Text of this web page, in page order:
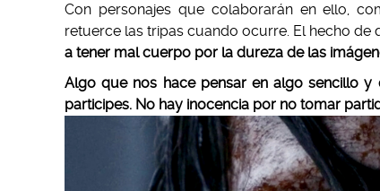
Con personajes que colaborarán en ello,
retuerce las tripas cuando ocurre. El hecho
a tener mal cuerpo por la dureza de las
Algo que nos hace pensar en algo sencillo
participes. No hay inocencia por no tomar